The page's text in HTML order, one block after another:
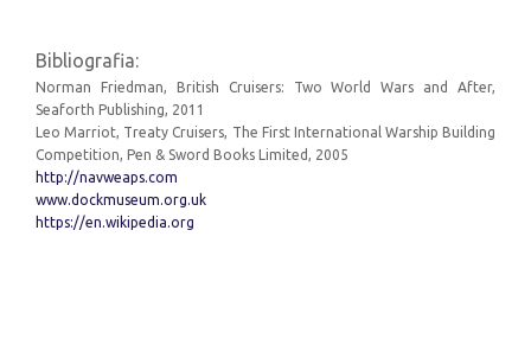
Bibliografia:
Norman Friedman, British Cruisers: Two World Wars and After,
Seaforth Publishing, 2011
Leo Marriot, Treaty Cruisers, The First International Warship Building
Competition, Pen & Sword Books Limited, 2005
http://navweaps.com
www.dockmuseum.org.uk
https://en.wikipedia.org